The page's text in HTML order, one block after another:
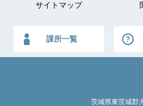
サイトマップ
課所一覧
茨城県東茨城郡